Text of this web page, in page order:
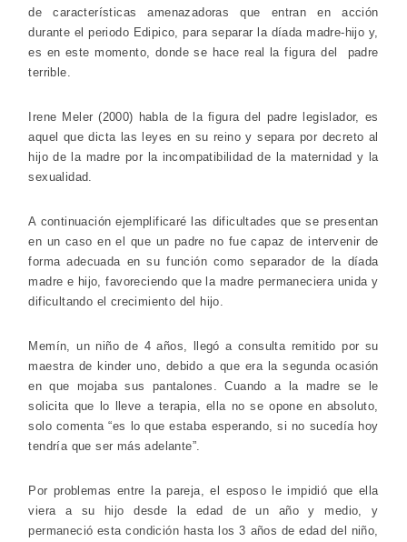
de características amenazadoras que entran en acción
durante el periodo Edipico, para separar la díada madre-hijo y,
es en este momento, donde se hace real la figura del padre
terrible.
Irene Meler (2000) habla de la figura del padre legislador, es
aquel que dicta las leyes en su reino y separa por decreto al
hijo de la madre por la incompatibilidad de la maternidad y la
sexualidad.
A continuación ejemplificaré las dificultades que se presentan
en un caso en el que un padre no fue capaz de intervenir de
forma adecuada en su función como separador de la díada
madre e hijo, favoreciendo que la madre permaneciera unida y
dificultando el crecimiento del hijo.
Memín, un niño de 4 años, llegó a consulta remitido por su
maestra de kinder uno, debido a que era la segunda ocasión
en que mojaba sus pantalones. Cuando a la madre se le
solicita que lo lleve a terapia, ella no se opone en absoluto,
solo comenta “es lo que estaba esperando, si no sucedía hoy
tendría que ser más adelante”.
Por problemas entre la pareja, el esposo le impidió que ella
viera a su hijo desde la edad de un año y medio, y
permaneció esta condición hasta los 3 años de edad del niño,